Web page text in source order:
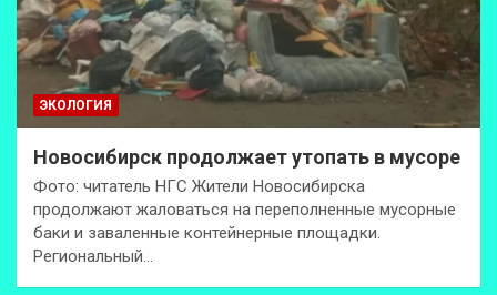
ЭКОЛОГИЯ
Новосибирск продолжает утопать в мусоре
Фото: читатель НГС Жители Новосибирска
продолжают жаловаться на переполненные мусорные
баки и заваленные контейнерные площадки.
Региональный…